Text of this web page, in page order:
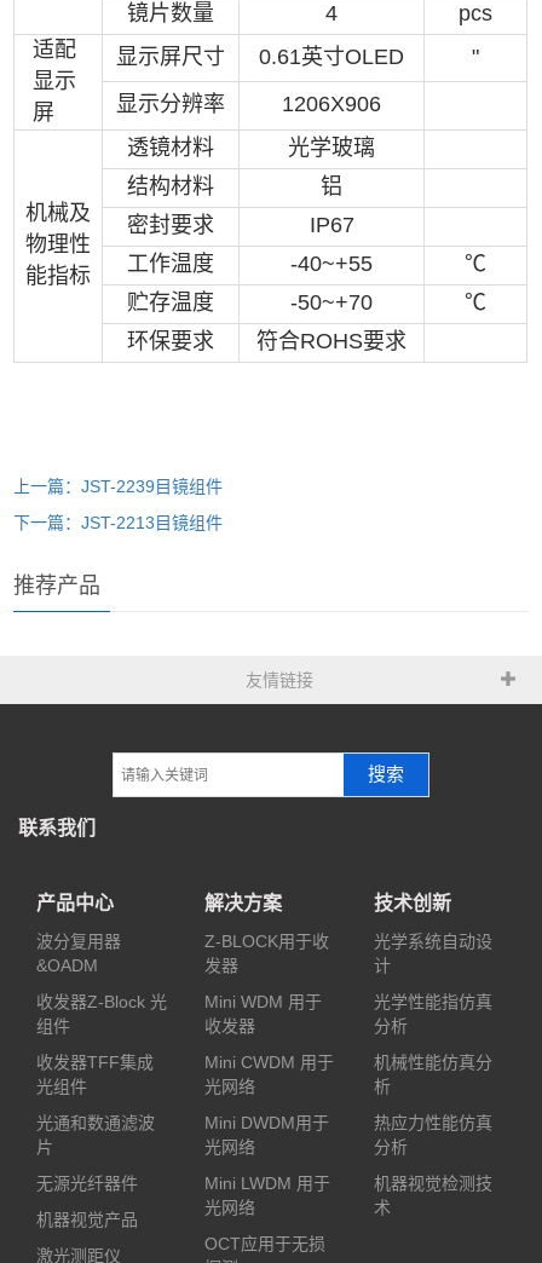
镜片数量 4
pcs
适配
显示
屏
显示屏尺寸 0.61英寸OLED
"
显示分辨率
1206X906
机械及
物理性
能指标
透镜材料
光学玻璃
结构材料
铝
密封要求
IP67
工作温度
-40~+55
℃
贮存温度
-50~+70
℃
环保要求
符合ROHS要求
上一篇：JST-2239目镜组件
下一篇：JST-2213目镜组件
推荐产品
友情链接
搜索
联系我们
产品中心
波分复用器
&OADM
收发器Z-Block 光
组件
收发器TFF集成
光组件
光通和数通滤波
片
无源光纤器件
机器视觉产品
激光测距仪
解决方案
Z-BLOCK用于收
发器
Mini WDM 用于
收发器
Mini CWDM 用于
光网络
Mini DWDM用于
光网络
Mini LWDM 用于
光网络
OCT应用于无损
技术创新
光学系统自动设
计
光学性能指仿真
分析
机械性能仿真分
析
热应力性能仿真
分析
机器视觉检测技
术